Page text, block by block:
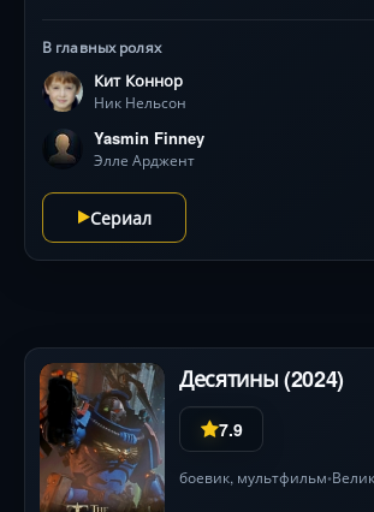
тем опаснее последствия — для
будущего. Роль тренера Сингх добавляет
напряжённости, а стилистика с
элементами передаёт трепет первых
получил 5 премий «Эмми» за
В главных ролях
Кит Коннор
Ник Нельсон
Yasmin Finney
Элле Арджент
Сериал
Десятины (2024)
7.9
боевик, мультфильм•